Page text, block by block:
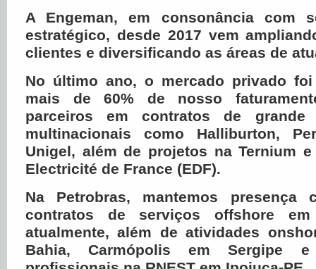
A Engeman, em consonância com
estratégico, desde 2017 vem
clientes e diversificando as áreas de
No último ano, o mercado privado
mais de 60% de nosso
parceiros em contratos de
multinacionais como Halliburton,
Unigel, além de projetos na Ternium e
Electricité de France (EDF).
Na Petrobras, mantemos presença
contratos de serviços offshore em
atualmente, além de atividades
Bahia, Carmópolis em Sergipe